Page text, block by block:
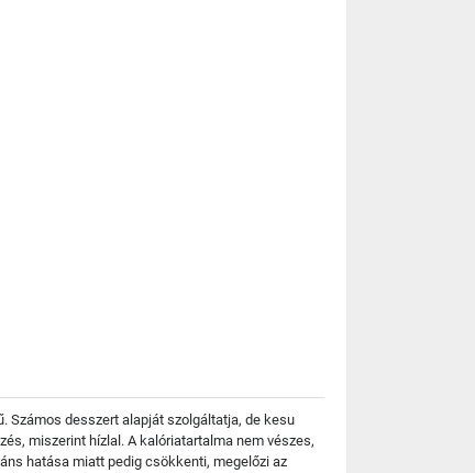
Számos desszert alapját szolgáltatja, de kesu
miszerint hízlal. A kalóriatartalma nem vészes,
hatása miatt pedig csökkenti, megelőzi az